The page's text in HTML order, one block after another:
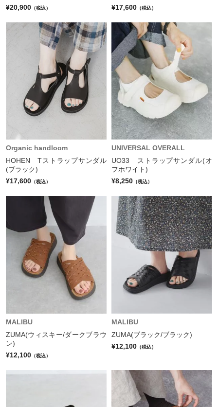
¥20,900 （税込）
¥17,600 （税込）
Organic handloom
HOHEN Tストラップサンダル
(ブラック)
¥17,600 （税込）
UNIVERSAL OVERALL
UO33 ストラップサンダル(オ
フホワイト)
¥8,250 （税込）
MALIBU
ZUMA(ウィスキー/ダークブラウ
ン)
¥12,100 （税込）
MALIBU
ZUMA(ブラック/ブラック)
¥12,100 （税込）